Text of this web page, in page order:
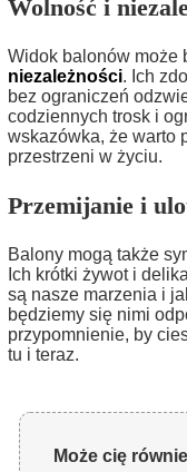
Wolność i
Widok balonów może
niezależności. Ich
bez ograniczeń
codziennych trosk i
wskazówka, że warto
przestrzeni w życiu.
Przemijanie i
Balony mogą także
Ich krótki żywot i
są nasze marzenia i
będziemy się nimi
przypomnienie, by
tu i teraz.
Może cię